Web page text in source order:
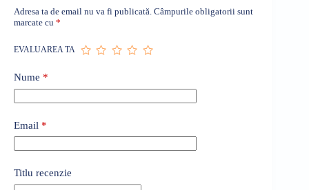
Adresa ta de email nu va fi publicată. Câmpurile obligatorii sunt
marcate cu *
EVALUAREA TA
Nume *
Email *
Titlu recenzie